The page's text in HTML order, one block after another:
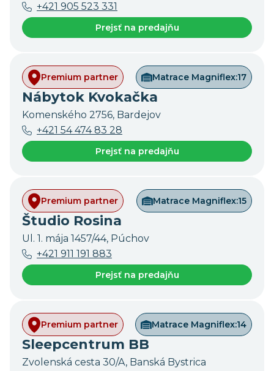
+421 905 523 331
Prejsť na predajňu
Premium partner Matrace Magniflex:17
Nábytok Kvokačka
Komenského 2756, Bardejov
+421 54 474 83 28
Prejsť na predajňu
Premium partner Matrace Magniflex:15
Študio Rosina
Ul. 1. mája 1457/44, Púchov
+421 911 191 883
Prejsť na predajňu
Premium partner Matrace Magniflex:14
Sleepcentrum BB
Zvolenská cesta 30/A, Banská Bystrica